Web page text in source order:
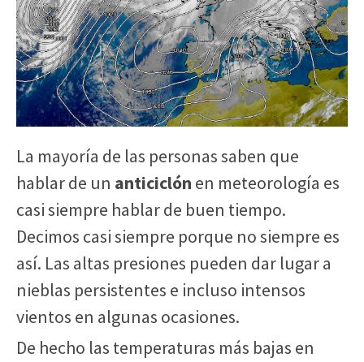
La mayoría de las personas saben que
hablar de un anticiclón en meteorología es
casi siempre hablar de buen tiempo.
Decimos casi siempre porque no siempre es
así. Las altas presiones pueden dar lugar a
nieblas persistentes e incluso intensos
vientos en algunas ocasiones.
De hecho las temperaturas más bajas en